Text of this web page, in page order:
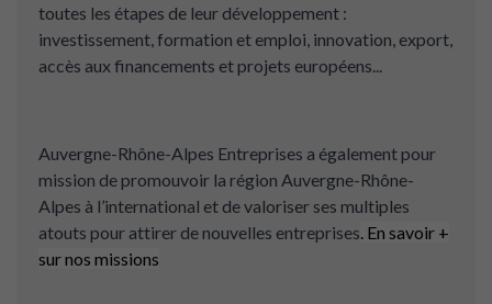
toutes les étapes de leur développement :
investissement, formation et emploi, innovation, export,
accès aux financements et projets européens...
Auvergne-Rhône-Alpes Entreprises a également pour
mission de promouvoir la région Auvergne-Rhône-
Alpes à l’international et de valoriser ses multiples
atouts pour attirer de nouvelles entreprises. En savoir +
sur nos missions